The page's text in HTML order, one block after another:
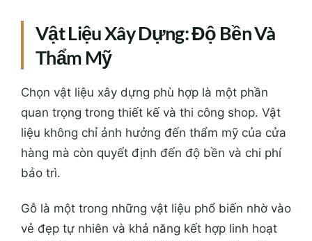
Vật Liệu Xây Dựng: Độ Bền Và
Thẩm Mỹ
Chọn vật liệu xây dựng phù hợp là một phần
quan trọng trong thiết kế và thi công shop. Vật
liệu không chỉ ảnh hưởng đến thẩm mỹ của cửa
hàng mà còn quyết định đến độ bền và chi phí
bảo trì.
Gỗ là một trong những vật liệu phổ biến nhờ vào
vẻ đẹp tự nhiên và khả năng kết hợp linh hoạt